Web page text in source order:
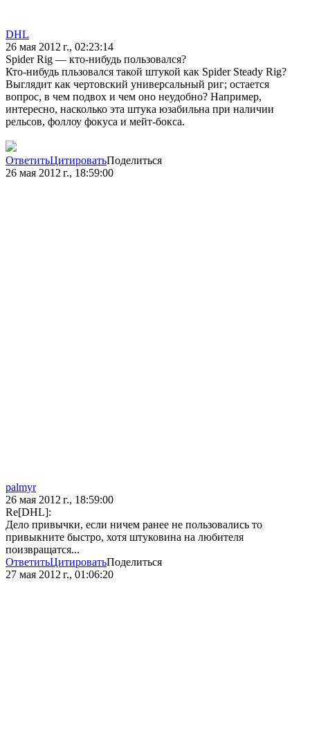
DHL
26 мая 2012 г., 02:23:14
Spider Rig — кто-нибудь пользовался?
Кто-нибудь пльзовался такой штукой как Spider Steady Rig?
Выглядит как чертовский универсальный риг; остается
вопрос, в чем подвох и чем оно неудобно? Например,
интересно, насколько эта штука юзабильна при наличии
рельсов, фоллоу фокуса и мейт-бокса.
ОтветитьЦитироватьПоделиться
26 мая 2012 г., 18:59:00
palmyr
26 мая 2012 г., 18:59:00
Re[DHL]:
Дело привычки, если ничем ранее не пользовались то
привыкните быстро, хотя штуковина на любителя
поизвращатся...
ОтветитьЦитироватьПоделиться
27 мая 2012 г., 01:06:20